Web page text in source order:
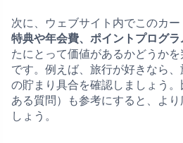
次に、ウェブサイト内でこのカー
特典や年会費、ポイントプログラ
たにとって価値があるかどうか
です。例えば、旅行が好きなら
の貯まり具合を確認しましょう。
ある質問）も参考にすると、よ
しょう。